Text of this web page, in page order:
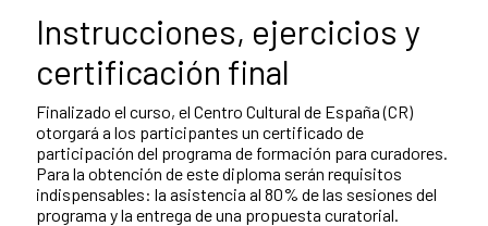
Instrucciones, ejercicios y
certificación final
Finalizado el curso, el Centro Cultural de España (CR)
otorgará a los participantes un certificado de
participación del programa de formación para curadores.
Para la obtención de este diploma serán requisitos
indispensables: la asistencia al 80% de las sesiones del
programa y la entrega de una propuesta curatorial.